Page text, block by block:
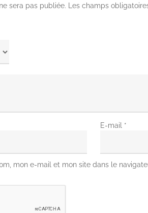
sera pas publiée.
Les champs
E-mail *
mon e-mail et mon site dans le